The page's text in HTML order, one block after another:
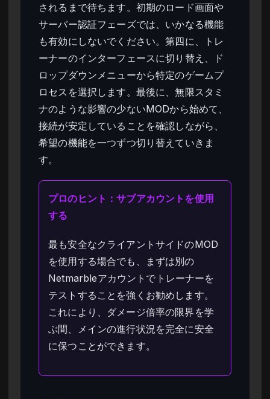
されるまで待ちます。初期のロード画面や
サーバー認証フェーズでは、いかなる機能
も有効にしないでください。第四に、トレ
ーナーのインターフェースに切り替え、ド
ロップダウンメニューから特定のゲームプ
ロセスを選択します。最後に、無限スタミ
ナのような影響の少ないMODから始めて、
接続が安定していることを確認しながら、
希望の機能を一つずつ切り替えていきま
す。
プロのヒント：サブアカウントを使用
する
最も安全なクライアントサイドのMOD
を使用する場合でも、まずは別の
Netmarbleアカウントでトレーナーを
テストすることを強くお勧めします。
これにより、ダメージ倍率の限界を学
ぶ間、メインの進行状況を完全に安全
に保つことができます。